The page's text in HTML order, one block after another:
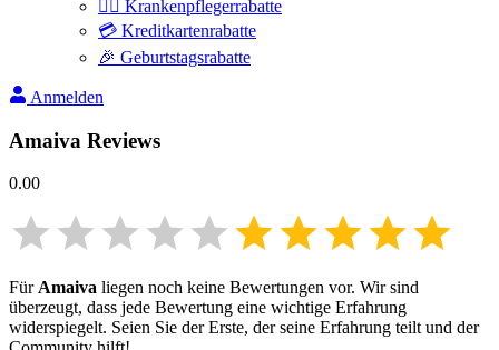
👩‍⚕️ Krankenpflegerrabatte
💳 Kreditkartenrabatte
🎉 Geburtstagsrabatte
Anmelden
Amaiva Reviews
0.00
FürAmaiva liegen noch keine Bewertungen vor. Wir sind
überzeugt, dass jede Bewertung eine wichtige Erfahrung
widerspiegelt. Seien Sie der Erste, der seine Erfahrung teilt und der